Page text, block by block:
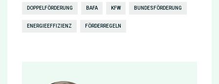
DOPPELFÖRDERUNG BAFA KFW BUNDESFÖRDERUNG
ENERGIEEFFIZIENZ FÖRDERREGELN